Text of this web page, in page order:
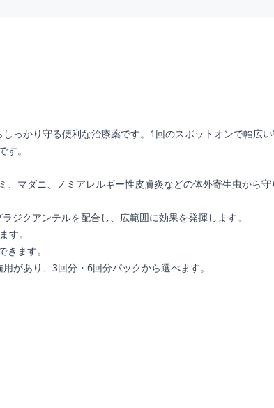
っかり守る便利な治療薬です。1回のスポットオンで幅広
。
マダニ、ノミアレルギー性皮膚炎などの体外寄生虫から守
ジクアンテルを配合し、広範囲に効果を発揮します。
す。
ます。
があり、3回分・6回分パックから選べます。